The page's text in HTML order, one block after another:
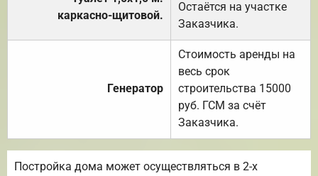
каркасно-щитовой.
Остаётся на участке
Заказчика.
Генератор
Стоимость аренды на
весь срок
строительства 15000
руб. ГСМ за счёт
Заказчика.
Постройка дома может осуществляться в 2-х